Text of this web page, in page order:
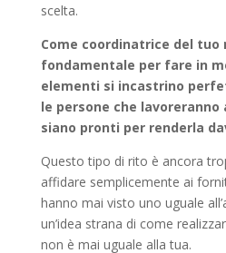
scelta.
Come coordinatrice del
fondamentale per fare in
elementi si incastrino
le persone che
siano pronti per renderla
Questo tipo di rito è ancora
affidare semplicemente ai
hanno mai visto uno uguale
un’idea strana di come
non è mai uguale alla tua.